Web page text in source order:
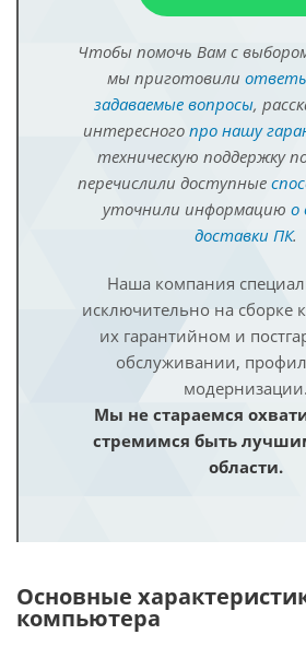
Чтобы помочь Вам с
мы приготовили
задаваемые вопросы,
интересного про нашу
техническую поддержку
перечислили доступные
уточнили информацию о
доставки ПК.
Наша компания
исключительно на сборке
их гарантийном и
обслуживании,
модернизации.
Мы не стараемся
стремимся быть
области.
Основные
компьютера